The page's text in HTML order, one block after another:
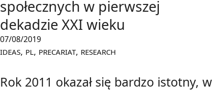
społecznych w pierwszej
dekadzie XXI wieku
07/08/2019
IDEAS, PL, PRECARIAT, RESEARCH
Rok 2011 okazał się bardzo istotny, w